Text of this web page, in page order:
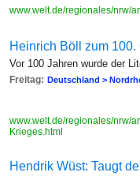
www.welt.de/regionales/nrw/
Heinrich Böll zum 100.
Vor 100 Jahren wurde der
Freitag: Deutschland >
www.welt.de/regionales/nrw/
Krieges.html
Hendrik Wüst: Taugt